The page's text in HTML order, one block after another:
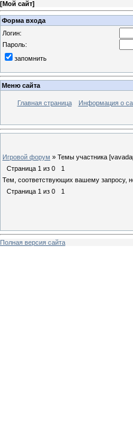
[Мой сайт]
Форма входа
Логин:
Пароль:
запомнить
Меню сайта
Главная страница Информация о
Игровой форум » Темы участника
Страница 1 из 0
1
Тем, соответствующих вашему запросу,
Страница 1 из 0 1
Полная версия сайта